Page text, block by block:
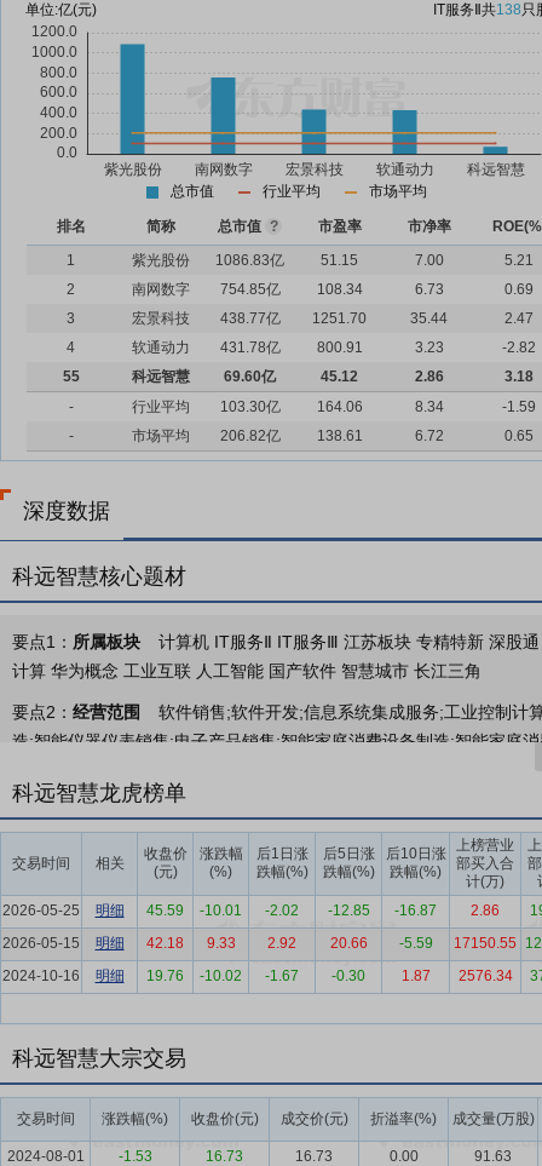
单位:亿(元) IT服务Ⅱ 共138只
总市值 行业平均 市场平均
排名 简称 总市值 ? 市盈率 市净率
1
紫光股份 1086.83亿 51.15 7.00
5.21
2
南网数字 754.85亿 108.34 6.73
0.69
3
宏景科技 438.77亿 1251.70 35.44
2.47
4
软通动力 431.78亿 800.91 3.23
-2.82
55
科远智慧 69.60亿 45.12 2.86
3.18
-
行业平均 103.30亿 164.06 8.34
-1.59
-
市场平均 206.82亿 138.61 6.72 0.65
深度数据
科远智慧核心题材
要点1： 所属板块
计算机 IT服务Ⅱ IT服务Ⅲ 江苏板块 专精特新 深股
计算 华为概念 工业互联 人工智能 国产软件 智慧城市 长江三角
要点2： 经营范围
软件销售;软件开发;信息系统集成服务;工业控制计
造;智能仪器仪表销售;电子产品销售;智能家庭消费设备制造;智能家庭
代理;环境保护专用设备制造;环境保护专用设备销售;发电业务、输电
工业自动化是公司的基础核心业务。该板块致
与指令执行的准确性。
要点4：工业AI
工业AI板块是公司在数字化转型背景下布局的核心
公司正有序推进业务从传统工业软件向以“工业智能体”为驱动的新型智
要点5：工业机器人
面向具身智能在工业场景的商业落地趋势，公
要点6：工控系统与工业人工智能行业
工控系统与工业人工智能行业迎来了规范化与规模化并重的发展期。
明确，共同构成了行业稳健增长的双轮驱动力。
要点7：扎实的技术研发体系与创新能力
公司始终将自主研发作为核
科远智慧龙虎榜单
交易时间 相关
收盘价
(元)
涨跌幅
(%)
后1日涨
跌幅(%)
后5日涨
跌幅(%)
后10日涨
跌幅(%)
上榜营业
部买入合
计(万)
2026-05-25
明细 45.59 -10.01 -2.02 -12.85 -16.87 2.86
2026-05-15
明细 42.18 9.33 2.92 20.66 -5.59 17150.55
2024-10-16
明细 19.76 -10.02 -1.67 -0.30 1.87 2576.34
科远智慧大宗交易
交易时间 涨跌幅(%) 收盘价(元) 成交价(元) 折溢率(%) 成交量(万股)
2024-08-01 -1.53 16.73 16.73 0.00
91.63